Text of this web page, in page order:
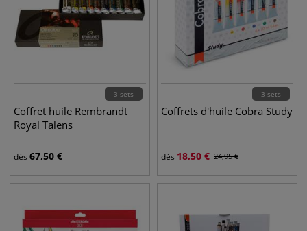
3 sets
Coffret huile Rembrandt
Royal Talens
dès 67,50 €
3 sets
Coffrets d'huile Cobra Study
dès 18,50 € 24,95€